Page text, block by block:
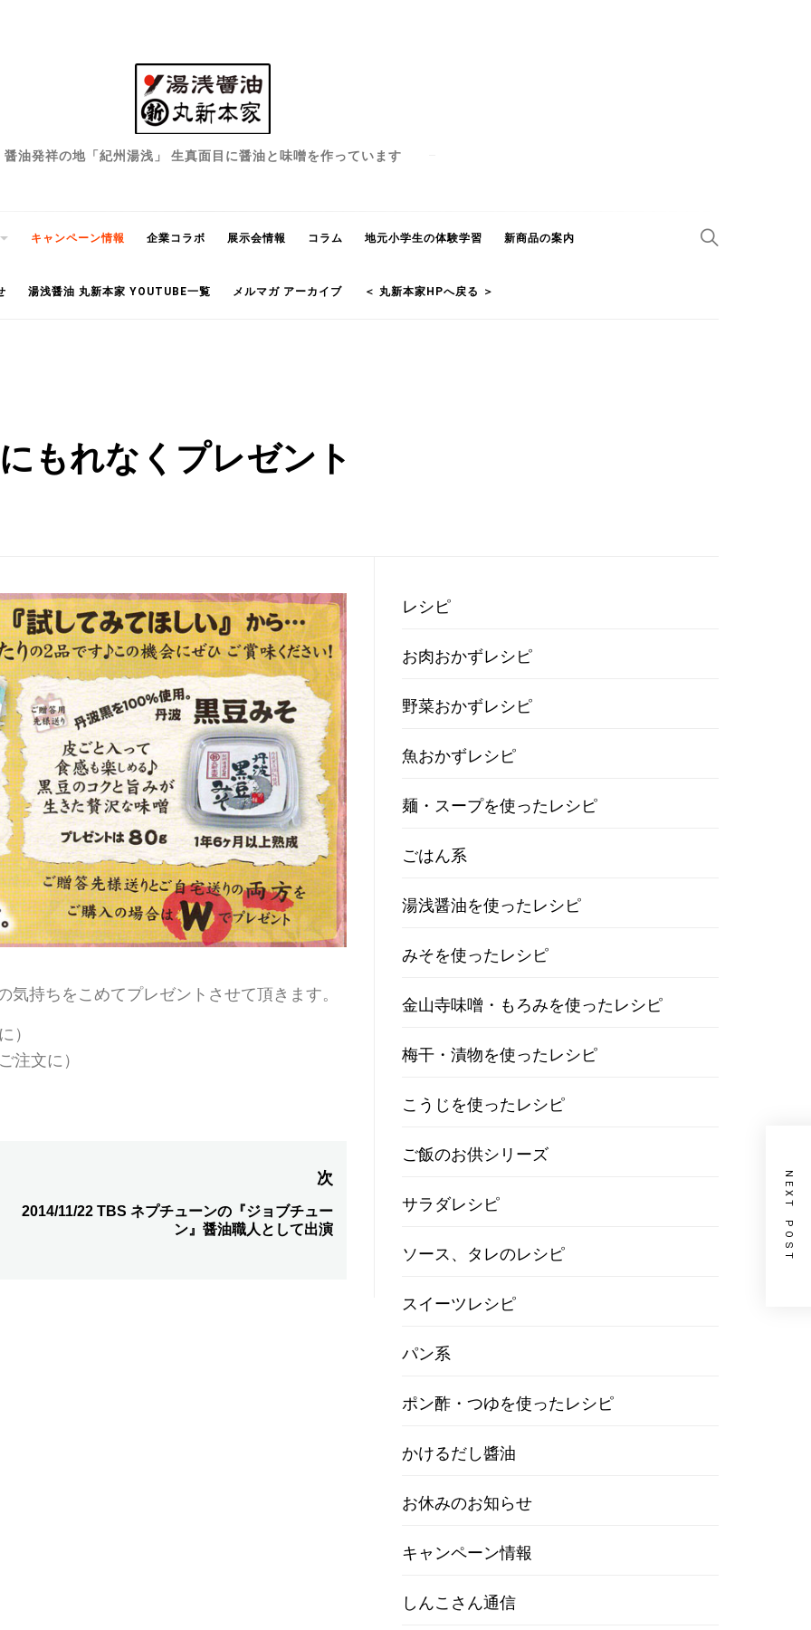
醤油発祥の地「紀州湯浅」 生真面目に醤油と味噌を作っています
キャンペーン情報 企業コラボ 展示会情報 コラム 地元小学生の体験学習 新商品の案内
湯浅醤油 丸新本家 YOUTUBE一覧 メルマガ アーカイブ ＜ 丸新本家HPへ戻る ＞
もれなくプレゼント
持ちをこめてプレゼントさせて頂きます。
）
注文に）
次
次
の
2014/11/22 TBS ネプチューンの『ジョブチュー
ン』醤油職人として出演
NEXT POST
レシピ
お肉おかずレシピ
野菜おかずレシピ
魚おかずレシピ
麺・スープを使ったレシピ
ごはん系
湯浅醤油を使ったレシピ
みそを使ったレシピ
金山寺味噌・もろみを使ったレシピ
梅干・漬物を使ったレシピ
こうじを使ったレシピ
ご飯のお供シリーズ
サラダレシピ
ソース、タレのレシピ
スイーツレシピ
パン系
ポン酢・つゆを使ったレシピ
かけるだし醬油
お休みのお知らせ
キャンペーン情報
しんこさん通信